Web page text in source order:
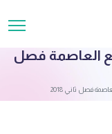
العاصمة فصل
فصل ثاني 2018